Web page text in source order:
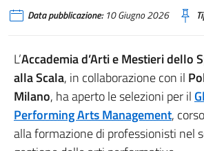
Data pubblicazione:10 Giugno 2026
L’Accademia d’Arti e Mestieri dello
alla Scala, in collaborazione con il
Milano, ha aperto le selezioni per il
Performing Arts Management,
alla formazione di professionisti nel